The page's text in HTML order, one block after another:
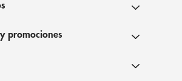
promociones